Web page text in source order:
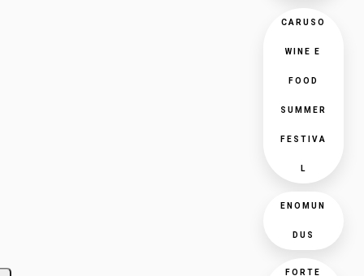
CARUSO
WINE E
FOOD
SUMMER
FESTIVA
L
ENOMUN
DUS
FORTE